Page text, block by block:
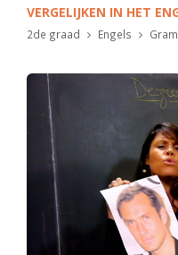
VERGELIJKEN IN HET
2de graad Engels